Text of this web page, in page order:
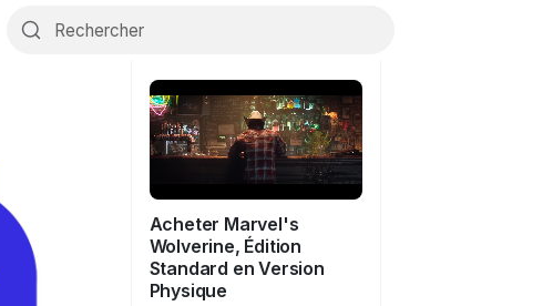
Acheter Marvel's
Wolverine, Édition
Standard en Version
Physique